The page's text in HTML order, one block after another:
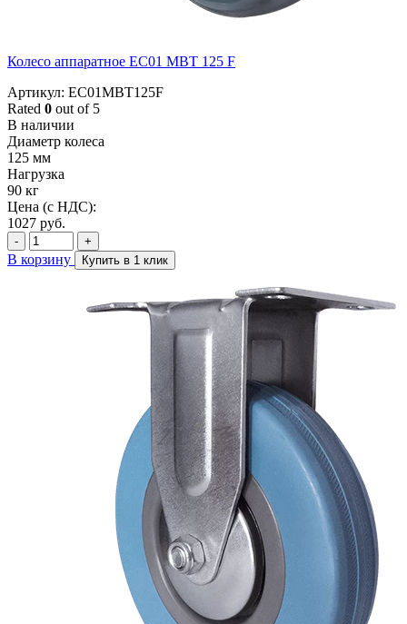
Колесо аппаратное EC01 MBT 125 F
Артикул: EC01MBT125F
Rated 0 out of 5
В наличии
Диаметр колеса
125 мм
Нагрузка
90 кг
Цена (с НДС):
1027 руб.
- +
В корзину Купить в 1 клик